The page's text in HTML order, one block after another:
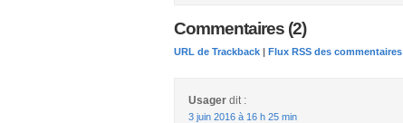
Commentaires (2)
URL de Trackback | Flux RSS des commentaires
Usager dit :
3 juin 2016 à 16 h 25 min